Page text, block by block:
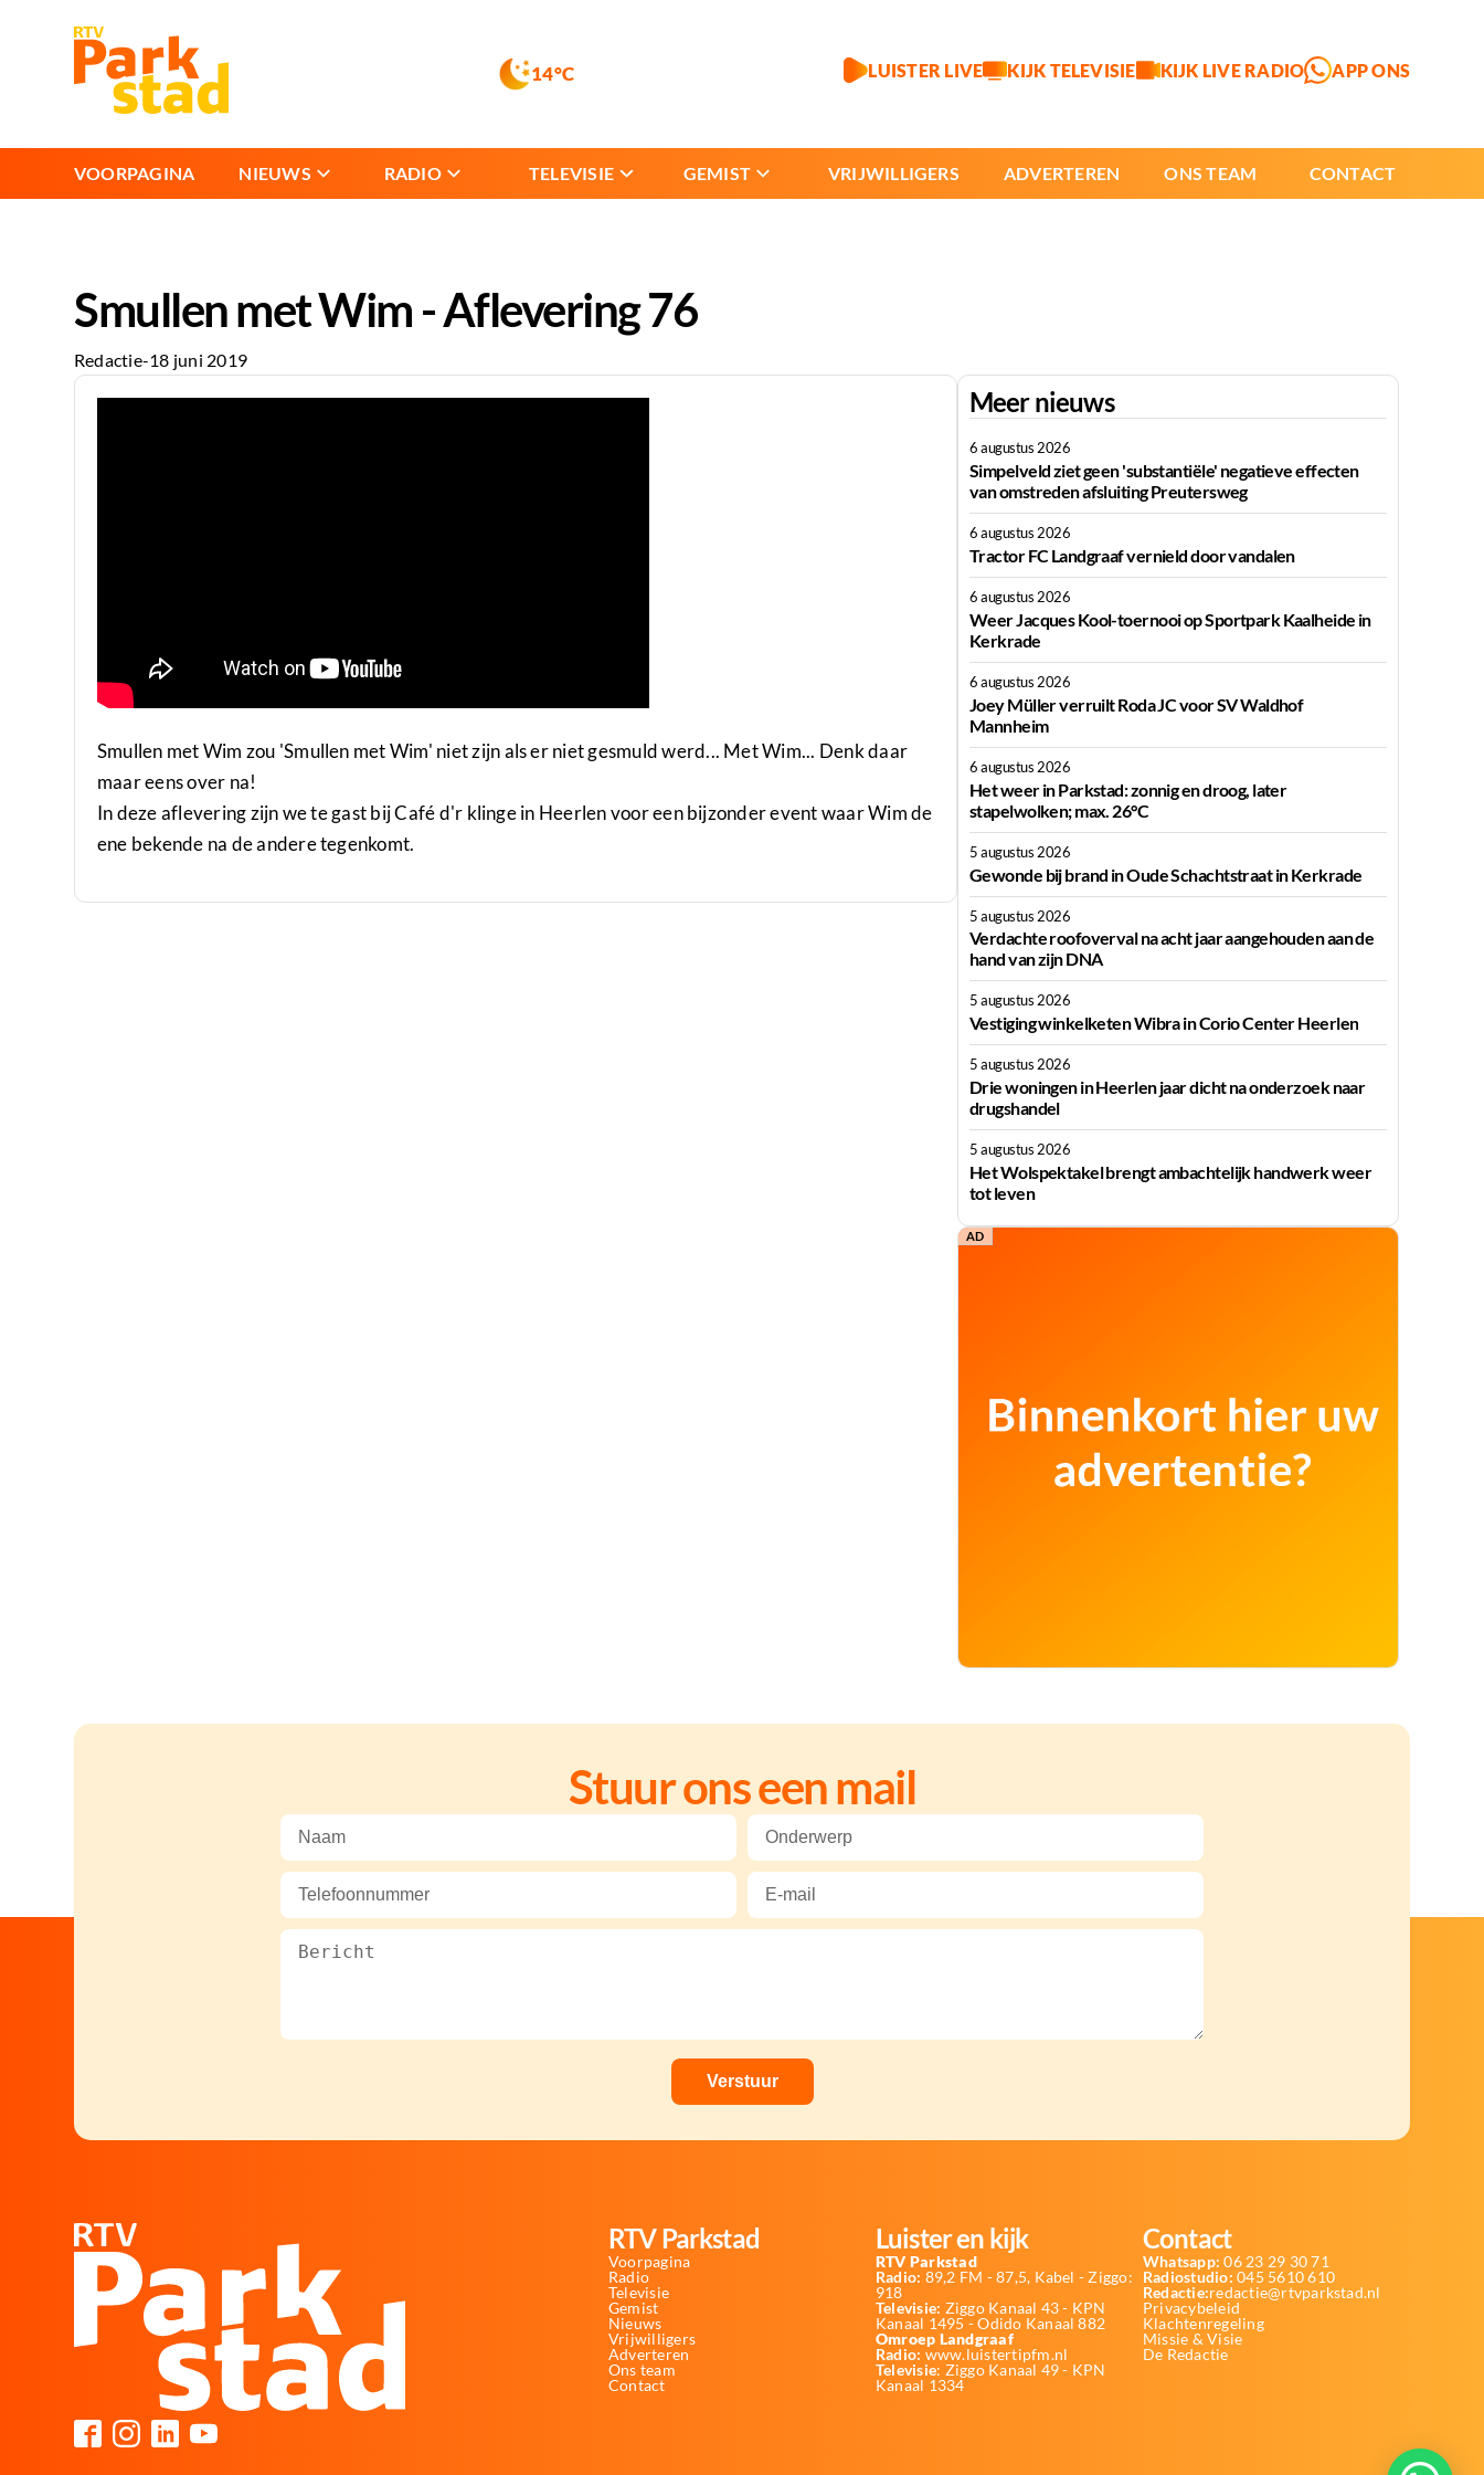
14°C LUISTER LIVE KIJK TELEVISIE KIJK LIVE RADIO APP ONS
VOORPAGINA NIEUWS RADIO TELEVISIE GEMIST VRIJWILLIGERS ADVERTEREN ONS TEAM CONTACT
Smullen met Wim - Aflevering 76
Redactie-18 juni 2019
Smullen met Wim zou 'Smullen met Wim' niet zijn als er niet gesmuld werd... Met Wim... Denk daar
maar eens over na!
In deze aflevering zijn we te gast bij Café d'r klinge in Heerlen voor een bijzonder event waar Wim de
ene bekende na de andere tegenkomt.
Meer nieuws
6 augustus 2026
Simpelveld ziet geen 'substantiële' negatieve effecten
van omstreden afsluiting Preutersweg
6 augustus 2026
Tractor FC Landgraaf vernield door vandalen
6 augustus 2026
Weer Jacques Kool-toernooi op Sportpark Kaalheide in
Kerkrade
6 augustus 2026
Joey Müller verruilt Roda JC voor SV Waldhof
Mannheim
6 augustus 2026
Het weer in Parkstad: zonnig en droog, later
stapelwolken; max. 26°C
5 augustus 2026
Gewonde bij brand in Oude Schachtstraat in Kerkrade
5 augustus 2026
Verdachte roofoverval na acht jaar aangehouden aan de
hand van zijn DNA
5 augustus 2026
Vestiging winkelketen Wibra in Corio Center Heerlen
5 augustus 2026
Drie woningen in Heerlen jaar dicht na onderzoek naar
drugshandel
5 augustus 2026
Het Wolspektakel brengt ambachtelijk handwerk weer
tot leven
AD
Stuur ons een mail
RTV Parkstad
Voorpagina
Radio
Televisie
Gemist
Nieuws
Vrijwilligers
Adverteren
Ons team
Contact
Luister en kijk
RTV Parkstad
Radio: 89,2 FM - 87,5, Kabel - Ziggo:
918
Televisie: Ziggo Kanaal 43 - KPN
Kanaal 1495 - Odido Kanaal 882
Omroep Landgraaf
Radio: www.luistertipfm.nl
Televisie: Ziggo Kanaal 49 - KPN
Kanaal 1334
Contact
Whatsapp: 06 23 29 30 71
Radiostudio: 045 5610 610
Redactie:redactie@rtvparkstad.nl
Privacybeleid
Klachtenregeling
Missie & Visie
De Redactie